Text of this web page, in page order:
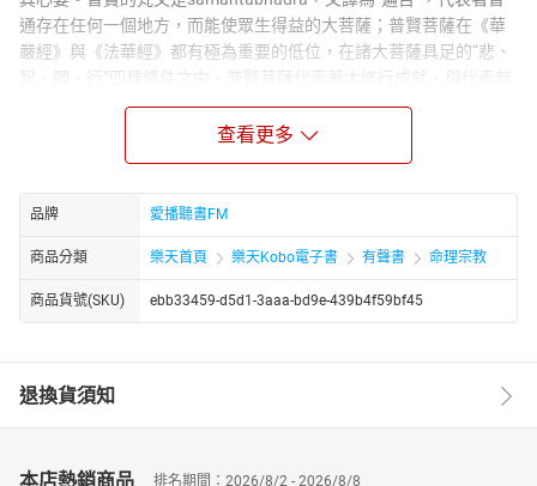
通存在任何一個地方，而能使眾生得益的大菩薩；普賢菩薩在《華
嚴經》與《法華經》都有極為重要的低位，在諸大菩薩具足的“悲、
智、願、行”四種條件之中，普賢菩薩代表著大修行成就，與代表無
上智慧的文殊菩薩關係密切，兩位菩薩德行的配合，象徵著大乘精
神最究竟的完成。普賢行願的精神是“以願遵行，以行踐願”，“願”是
發起上求佛道、下度眾生的心願；“行”是照著佛法所示而實踐菩薩
隨順無上菩提，圓滿普賢行願海。
1960年再度於東初法師門下，剃度出家，法名聖嚴，法號慧空，承
繼臨濟宗與曹洞宗法脈。此外，又在靈源法師門下，承繼臨濟宗法
家師父。在東初法師過世後，承繼為農禪寺住持，並開創臺灣佛教
宗派法鼓山，法鼓山的弟子尊稱為『聖嚴師父』，而各地華人則稱
查看更多
品牌 愛播聽書FM
商品分類 樂天首頁 樂天Kobo電子書 有聲書 命理宗教
商品貨號(SKU) ebb33459-d5d1-3aaa-bd9e-439b4f59bf45
退換貨須知
本店熱銷商品 排名期間：2026/8/2 - 2026/8/8